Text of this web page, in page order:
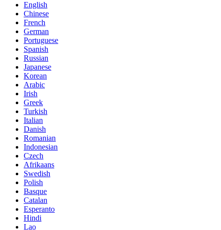
English
Chinese
French
German
Portuguese
Spanish
Russian
Japanese
Korean
Arabic
Irish
Greek
Turkish
Italian
Danish
Romanian
Indonesian
Czech
Afrikaans
Swedish
Polish
Basque
Catalan
Esperanto
Hindi
Lao